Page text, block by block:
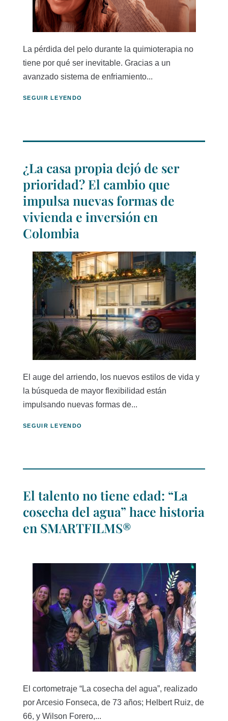
La pérdida del pelo durante la quimioterapia no
tiene por qué ser inevitable. Gracias a un
avanzado sistema de enfriamiento...
SEGUIR LEYENDO
¿La casa propia dejó de ser
prioridad? El cambio que
impulsa nuevas formas de
vivienda e inversión en
Colombia
El auge del arriendo, los nuevos estilos de vida y
la búsqueda de mayor flexibilidad están
impulsando nuevas formas de...
SEGUIR LEYENDO
El talento no tiene edad: “La
cosecha del agua” hace historia
en SMARTFILMS®
El cortometraje “La cosecha del agua”, realizado
por Arcesio Fonseca, de 73 años; Helbert Ruiz, de
66, y Wilson Forero,...